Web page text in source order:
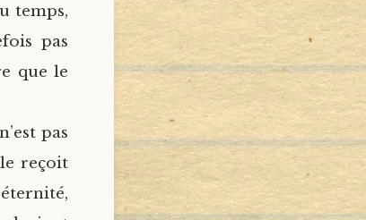
temps,
pas
que le
pas
reçoit